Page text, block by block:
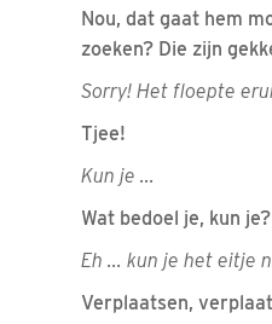
Nou, dat gaat hem
zoeken? Die zijn
Sorry! Het floepte
Tjee!
Kun je ...
Wat bedoel je, kun je?
Eh ... kun je het eitje
Verplaatsen,